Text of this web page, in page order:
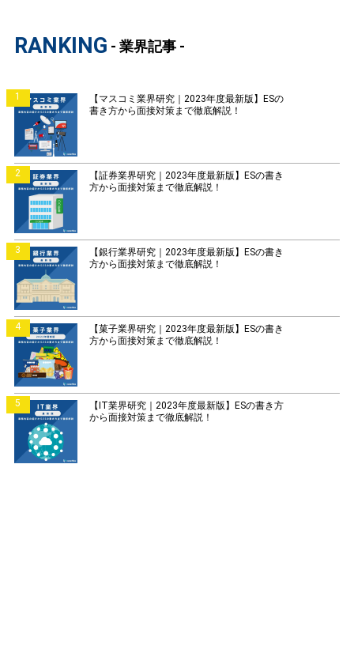
RANKING - 業界記事 -
1
【マスコミ業界研究｜2023年度最新版】ESの
書き方から面接対策まで徹底解説！
2
【証券業界研究｜2023年度最新版】ESの書き
方から面接対策まで徹底解説！
3
【銀行業界研究｜2023年度最新版】ESの書き
方から面接対策まで徹底解説！
4
【菓子業界研究｜2023年度最新版】ESの書き
方から面接対策まで徹底解説！
5
【IT業界研究｜2023年度最新版】ESの書き方
から面接対策まで徹底解説！